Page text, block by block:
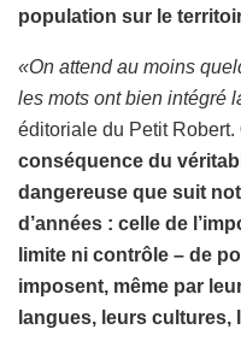
population sur le
«On attend au moins
les mots ont bien intégré
éditoriale du Petit Robert.
conséquence du
dangereuse que suit
d’années : celle de
limite ni contrôle – de
imposent, même par
langues, leurs